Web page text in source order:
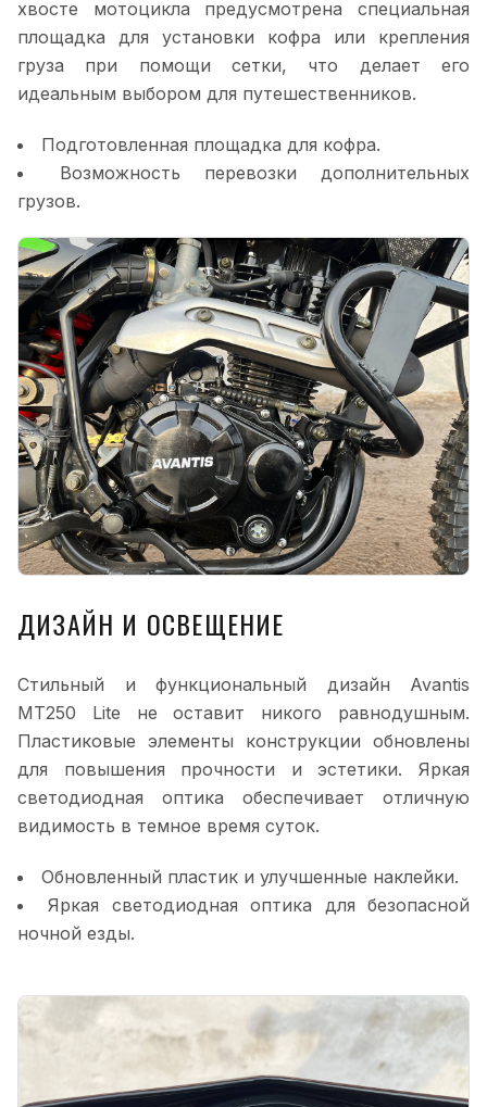
хвосте мотоцикла предусмотрена специальная
площадка для установки кофра или крепления
груза при помощи сетки, что делает его
идеальным выбором для путешественников.
Подготовленная площадка для кофра.
Возможность перевозки дополнительных
грузов.
ДИЗАЙН И ОСВЕЩЕНИЕ
Стильный и функциональный дизайн Avantis
MT250 Lite не оставит никого равнодушным.
Пластиковые элементы конструкции обновлены
для повышения прочности и эстетики. Яркая
светодиодная оптика обеспечивает отличную
видимость в темное время суток.
Обновленный пластик и улучшенные наклейки.
Яркая светодиодная оптика для безопасной
ночной езды.